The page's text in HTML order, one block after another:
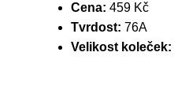
Cena: 459 Kč
Tvrdost: 76A
Velikost koleček: